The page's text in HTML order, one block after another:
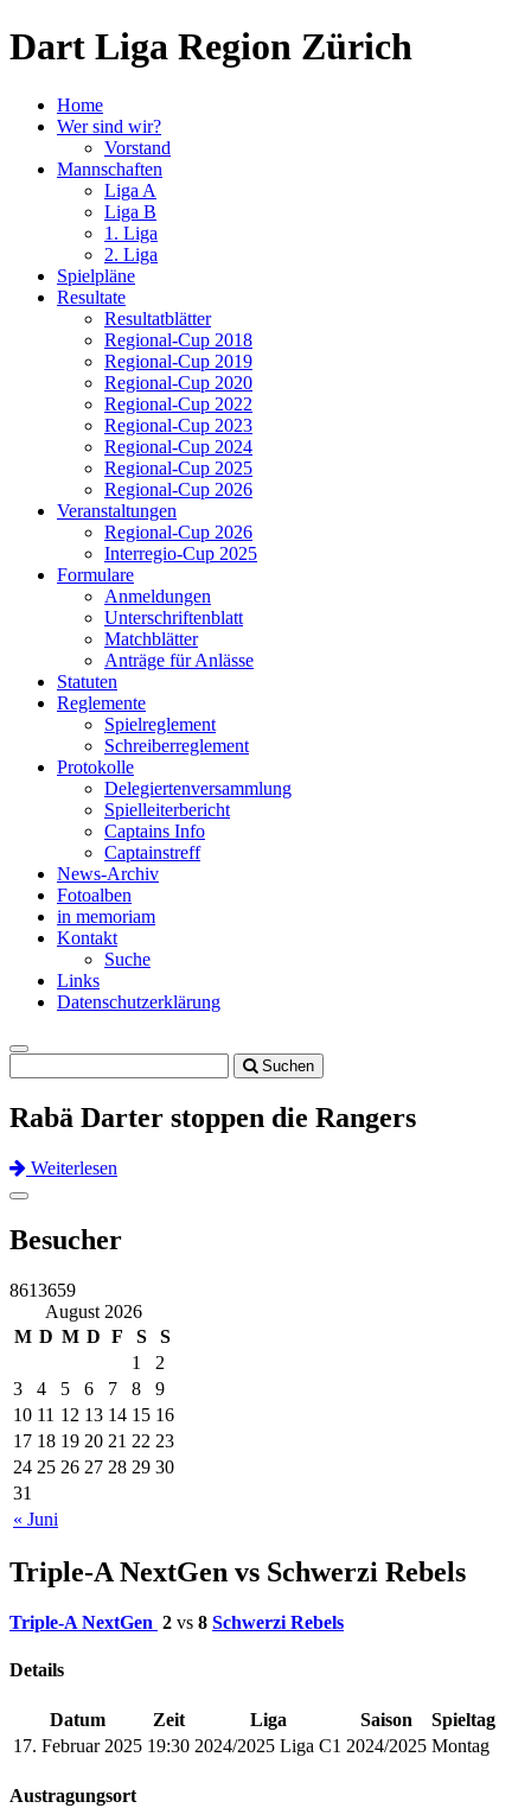
Dart Liga Region Zürich
Home
Wer sind wir?
Vorstand
Mannschaften
Liga A
Liga B
1. Liga
2. Liga
Spielpläne
Resultate
Resultatblätter
Regional-Cup 2018
Regional-Cup 2019
Regional-Cup 2020
Regional-Cup 2022
Regional-Cup 2023
Regional-Cup 2024
Regional-Cup 2025
Regional-Cup 2026
Veranstaltungen
Regional-Cup 2026
Interregio-Cup 2025
Formulare
Anmeldungen
Unterschriftenblatt
Matchblätter
Anträge für Anlässe
Statuten
Reglemente
Spielreglement
Schreiberreglement
Protokolle
Delegiertenversammlung
Spielleiterbericht
Captains Info
Captainstreff
News-Archiv
Fotoalben
in memoriam
Kontakt
Suche
Links
Datenschutzerklärung
Toggle
navigation
Suchen
Rabä Darter stoppen die Rangers
Weiterlesen
Previous
Next
Toggle
Besucher
8613659
August 2026
M D M D F S S
« Juni
1
2
3
4 5 6 7 8
9
10 11 12 13 14 15 16
17 18 19 20 21 22 23
24 25 26 27 28 29 30
31
Triple-A NextGen vs Schwerzi Rebels
Triple-A NextGen 2 vs 8 Schwerzi Rebels
Details
Datum Zeit Liga Saison
Spieltag
17. Februar 2025 19:30 2024/2025 Liga C1 2024/2025 Montag
Austragungsort